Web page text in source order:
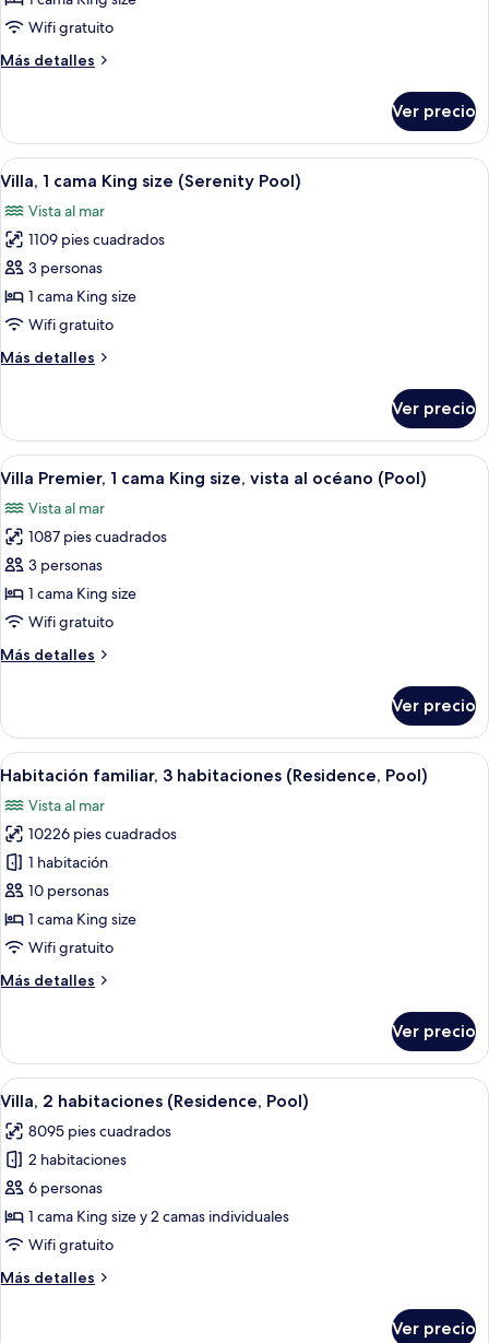
1
King
Ocean
Pool)
Wifi gratuito
Más detalles
Más
1
cama
King
(Island
Ocean
Ver precio
Abrir
todas
las
fotos
de
Villa,
1
King
Pool)
Una cama bien hecha con ropa
5
Villa, 1 cama King size (Serenity Pool)
Vista al mar
1109 pies cuadrados
3 personas
1 cama King size
Wifi gratuito
Más detalles
Más
1
cama
King
(Serenity
Pool)
Ver precio
Abrir
todas
las
fotos
de
Villa
Premier,
cama
vista
al
(Pool)
Habitación de hotel con balcón con
6
Villa Premier, 1 cama King size, vista al océano (Pool)
Vista al mar
1087 pies cuadrados
3 personas
1 cama King size
Wifi gratuito
Más detalles
Más
Premier,
cama
size,
vista
al
océano
(Pool)
Ver precio
Abrir
todas
las
fotos
de
Habitación
familiar,
3
habitaciones
(Residence,
Un resort con piscina, palmeras y un
6
Habitación familiar, 3 habitaciones (Residence, Pool)
Vista al mar
10226 pies cuadrados
1 habitación
10 personas
1 cama King size
Wifi gratuito
Más detalles
Más
familiar,
habitaciones
Pool)
Ver precio
Abrir
todas
las
fotos
de
Villa,
2
(Residence,
Un resort moderno con piscina,
5
Villa, 2 habitaciones (Residence, Pool)
8095 pies cuadrados
2 habitaciones
6 personas
1 cama King size y 2 camas individuales
Wifi gratuito
Más detalles
Más
Ver precio